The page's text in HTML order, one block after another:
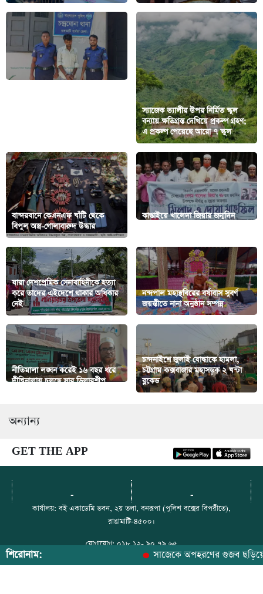
স্যাজেক ভ্যালীর উপর নির্মিত স্কুল
বন্যায় ক্ষতিগ্রস্ত দেখিয়ে প্রকল্প গ্রহণ;
এ প্রকল্প পেয়েছে আরো ৭ স্কুল
বান্দরবানে কেএনএফ ঘাঁটি থেকে
বিপুল অস্ত্র-গোলাবারুদ উদ্ধার
কাপ্তাইয়ে খালেদা জিয়ার জন্মদিন
যারা দেশপ্রেমিক সেনাবাহিনীকে হত্যা
করে তাদের এইদেশে থাকার অধিকার
নেই
নন্দপাল মহাস্থবিরের বর্ষাবাস সুবর্ণ
জয়ন্তীতে নানা অনুষ্ঠান সম্পন্ন
নীতিমালা লঙ্ঘন করেই ১৬ বছর ধরে
দীঘিনালায় চলছে সার ডিলারশীপ
চন্দনাইশে জুলাই যোদ্ধাকে হামলা,
চট্টগ্রাম কক্সবাজার মহাসড়ক ২ ঘন্টা
ব্লকেড
অন্যান্য
GET THE APP
- -
কার্যালয়: বই একাডেমি ভবন, ২য় তলা, বনরূপা (পুলিশ বক্সের বিপরীতে),
রাঙামাটি-৪৫০০।
যোগাযোগ: ০১৮ ১২- ৯০ ৭৯ ৬৫
ইমেইল: paharerkhabor@gmail.com
শিরোনাম: সাজেকে অপহরণের গুজব ছড়িয়ে